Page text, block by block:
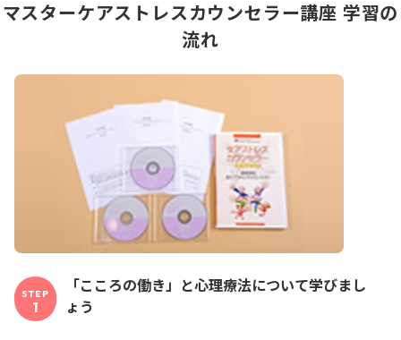
マスターケアストレスカウンセラー講座 学習の
流れ
STEP
1
「こころの働き」と心理療法について学びまし
ょう